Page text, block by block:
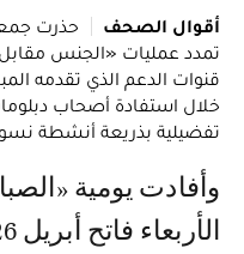
أقوال الصحف
حذرت
تمدد عمليات «الجنس
قنوات الدعم الذي تقدمه
خلال استفادة أصحاب
تفضيلية بذريعة أنشطة
وأفادت يومية «الصباح» في عددها ليوم